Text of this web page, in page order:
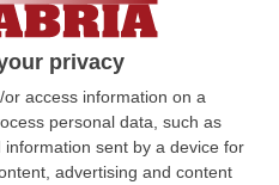
privacy
access information on a
personal data, such as
sent by a device for
advertising and content
Burgio
in tutte le grandi città
come Futuro